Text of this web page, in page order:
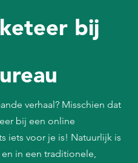
bij
verhaal? Misschien dat
bij een online
iets voor je is! Natuurlijk is
in een traditionele,